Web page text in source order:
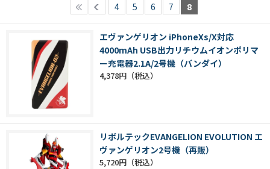
4
5 6 7 8
エヴァンゲリオン iPhoneXs/X対応
4000mAh USB出力リチウムイオンポリマ
ー充電器2.1A/2号機（バンダイ）
4,378円
リボルテックEVANGELION EVOLUTION エ
ヴァンゲリオン2号機（再販）
5,720円